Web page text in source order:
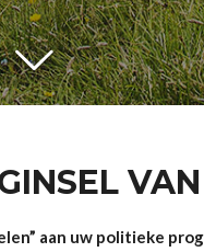
aan uw politieke